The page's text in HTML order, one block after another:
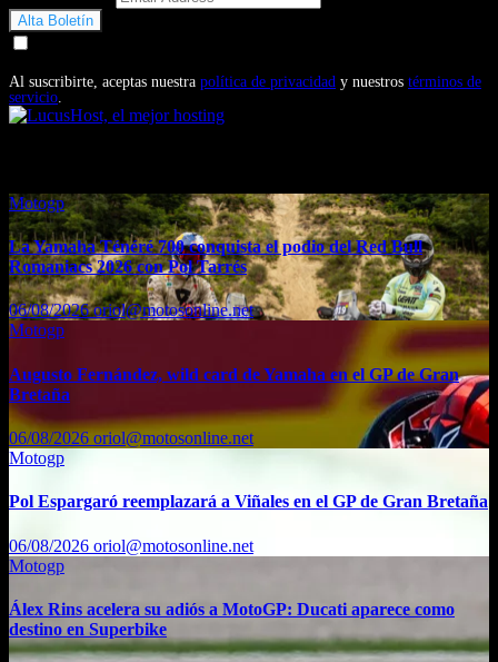
Al suscribirte, aceptas nuestra política de privacidad y nuestros términos de
servicio.
Motogp
La Yamaha Ténéré 700 conquista el podio del Red Bull
Romaniacs 2026 con Pol Tarrés
06/08/2026oriol@motosonline.net
Motogp
Augusto Fernández, wild card de Yamaha en el GP de Gran
Bretaña
06/08/2026 oriol@motosonline.net
Motogp
Pol Espargaró reemplazará a Viñales en el GP de Gran Bretaña
06/08/2026 oriol@motosonline.net
Motogp
Álex Rins acelera su adiós a MotoGP: Ducati aparece como
destino en Superbike